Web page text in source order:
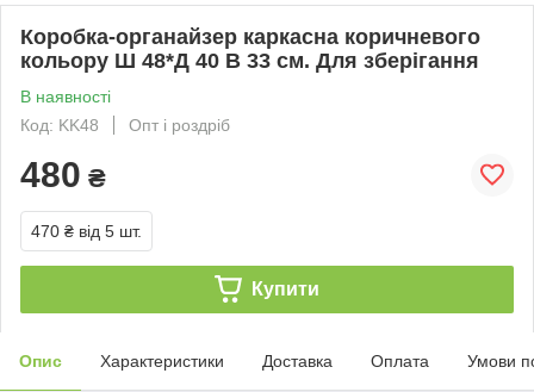
Коробка-органайзер каркасна коричневого
кольору Ш 48*Д 40 В 33 см. Для зберігання
В наявності
Код: KK48
Опт і роздріб
480 ₴
470 ₴ від 5 шт.
Купити
Опис Характеристики Доставка Оплата Умови